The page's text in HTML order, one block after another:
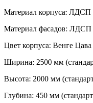
Материал корпуса: ЛДСП
Материал фасадов: ЛДСП
Цвет корпуса: Венге Цава
Ширина: 2500 мм
Высота: 2000 мм
Глубина: 450 мм